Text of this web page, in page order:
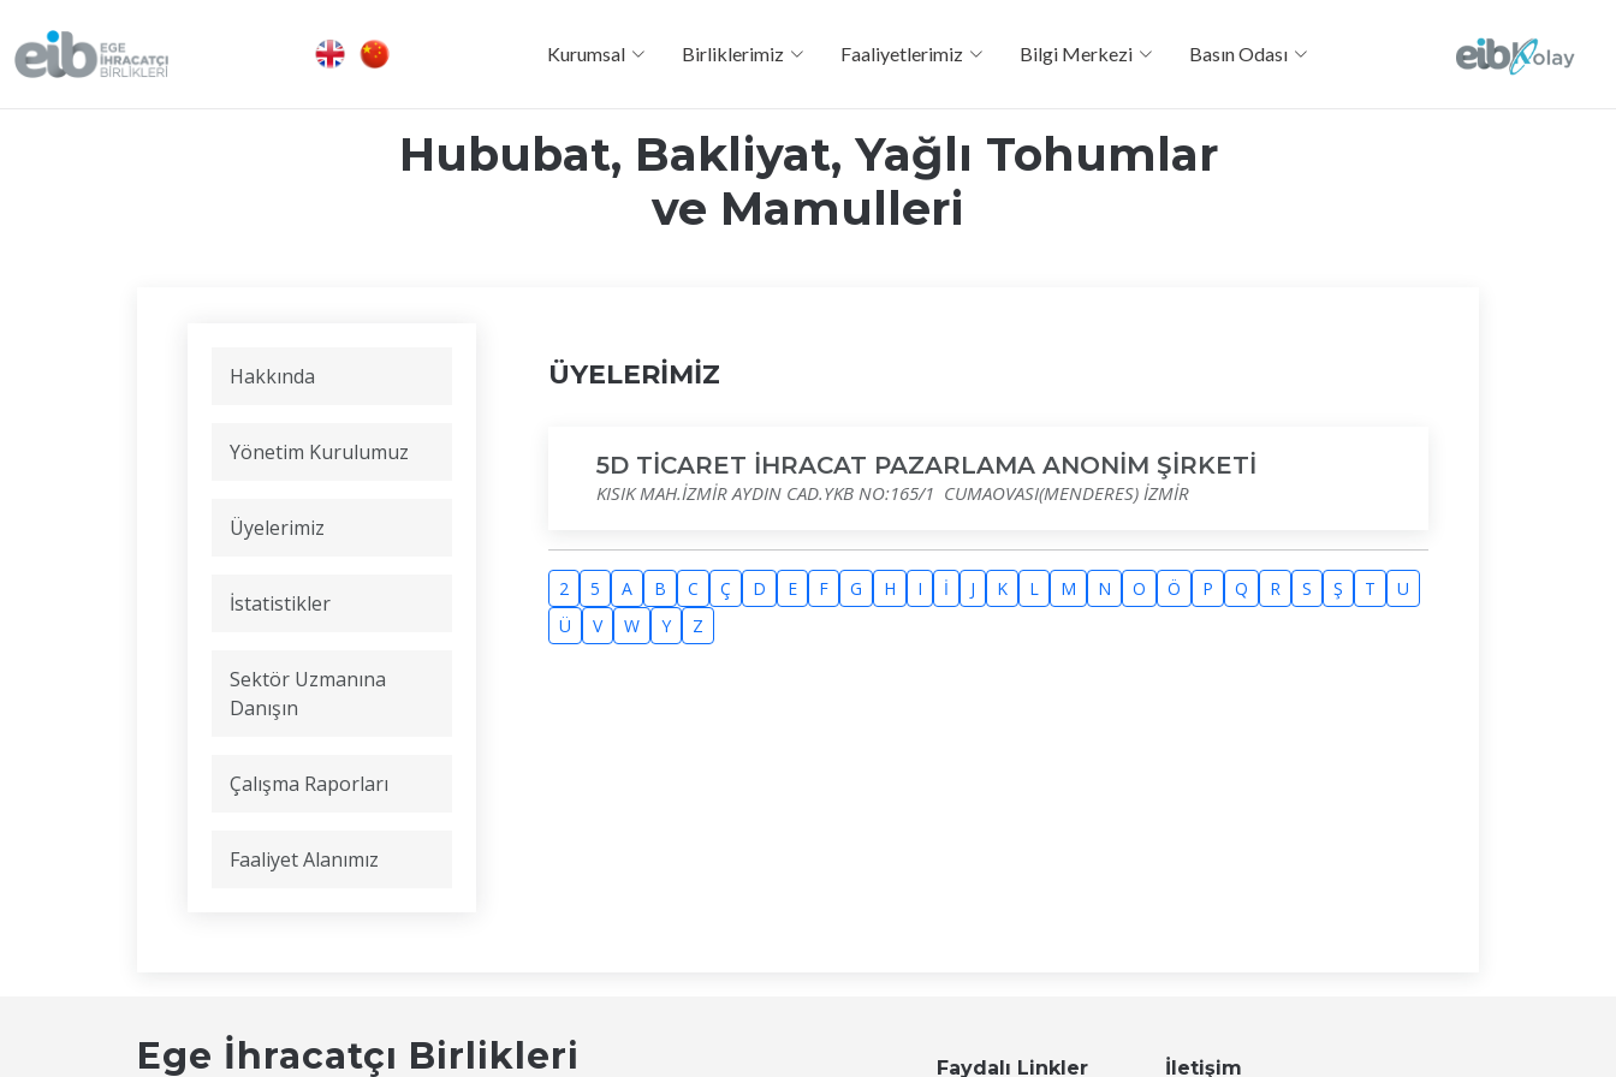
Kurumsal Birliklerimiz Faaliyetlerimiz Bilgi Merkezi Basın Odası
Hububat, Bakliyat, Yağlı Tohumlar
ve Mamulleri
Hakkında
Yönetim Kurulumuz
Üyelerimiz
İstatistikler
Sektör Uzmanına
Danışın
Çalışma Raporları
Faaliyet Alanımız
ÜYELERİMİZ
5D TİCARET İHRACAT PAZARLAMA ANONİM ŞİRKETİ
KISIK MAH.İZMİR AYDIN CAD.YKB NO:165/1 CUMAOVASI(MENDERES) İZMİR
2 5 A B C Ç D E F G H I İ J K L M N O Ö P Q R S Ş T
U
Ü
V W Y Z
Ege İhracatçı Birlikleri Faydalı Linkler İletişim